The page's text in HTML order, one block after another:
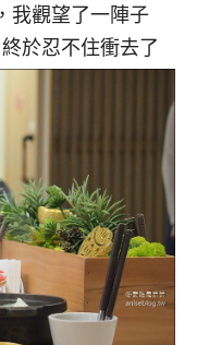
我觀望了一陣子
於忍不住衝去了